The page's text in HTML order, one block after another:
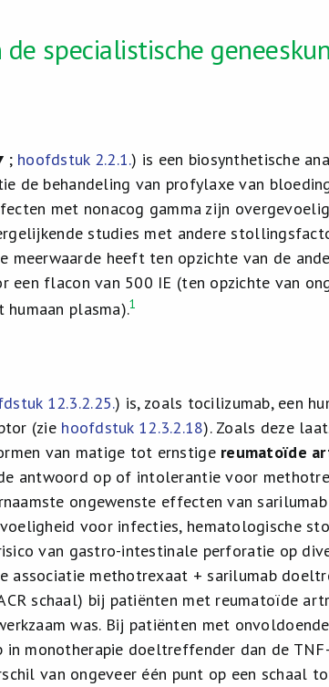
specialistische
hoofdstuk 2.2.1.) is een biosynthetische
de behandeling van profylaxe van
met nonacog gamma zijn
studies met andere
meerwaarde heeft ten opzichte van de
een flacon van 500 IE (ten opzichte van
plasma).1
12.3.2.25.) is, zoals tocilizumab, een
(zie hoofdstuk 12.3.2.18). Zoals deze
van matige tot ernstige reumatoïde
antwoord op of intolerantie voor
ongewenste effecten van
voor infecties, hematologische
van gastro-intestinale perforatie op
associatie methotrexaat + sarilumab
schaal) bij patiënten met reumatoïde
was. Bij patiënten met
in monotherapie doeltreffender dan de
van ongeveer één punt op een schaal